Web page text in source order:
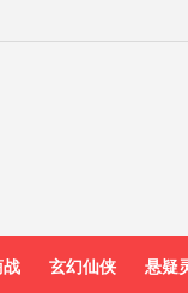
玄幻仙侠 悬疑